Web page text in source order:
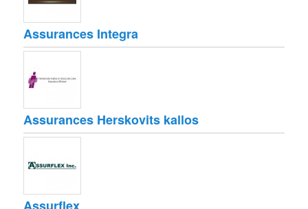
Assurances Integra
Assurances Herskovits kallos